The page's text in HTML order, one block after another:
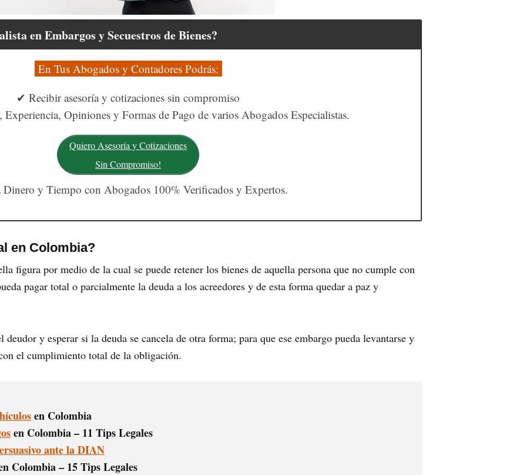
en Embargos y Secuestros de Bienes?
En Tus Abogados y Contadores Podrás:
✔ Recibir asesoría y cotizaciones sin compromiso
Opiniones y Formas de Pago de varios Abogados Especialistas.
Quiero Asesoría y Cotizaciones
Sin Compromiso!
Dinero y Tiempo con Abogados 100% Verificados y Expertos.
en Colombia?
figura por medio de la cual se puede retener los bienes de aquella persona que no cumple con
pagar total o parcialmente la deuda a los acreedores y de esta forma quedar a paz y
y esperar si la deuda se cancela de otra forma; para que ese embargo pueda levantarse y
el cumplimiento total de la obligación.
en Colombia
en Colombia – 11 Tips Legales
ante la DIAN
Colombia – 15 Tips Legales